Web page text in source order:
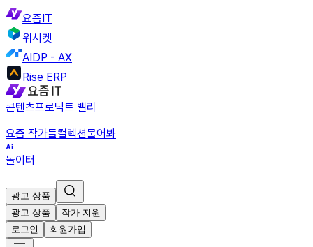
요즘IT
위시켓
AIDP - AX
Rise ERP
콘텐츠프로덕트 밸리
요즘 작가들컬렉션물어봐
놀이터
광고 상품
광고 상품
작가 지원
로그인
회원가입